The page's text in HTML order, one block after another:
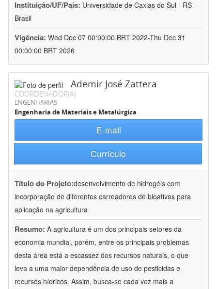
Instituição/UF/País: Universidade de Caxias do Sul - RS -
Brasil
Vigência: Wed Dec 07 00:00:00 BRT 2022-Thu Dec 31
00:00:00 BRT 2026
Ademir José Zattera
COORDENADOR(A)
ENGENHARIAS
Engenharia de Materiais e Metalúrgica
E-mail
Currículo
Título do Projeto:desenvolvimento de hidrogéis com
incorporação de diferentes carreadores de bioativos para
aplicação na agricultura
Resumo: A agricultura é um dos principais setores da
economia mundial, porém, entre os principais problemas
desta área está a escassez dos recursos naturais, o que
leva a uma maior dependência de uso de pesticidas e
recursos hídricos. Assim, busca-se cada vez mais a